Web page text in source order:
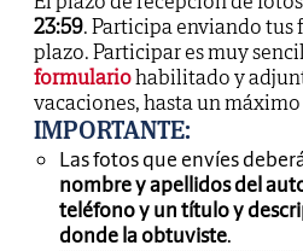
23:59. Participa enviando tus
plazo. Participar es muy
formulariohabilitado y
vacaciones, hasta un máximo
IMPORTANTE:
Las fotos que envíes
nombre y apellidos del
teléfono y un título y
donde la obtuviste.